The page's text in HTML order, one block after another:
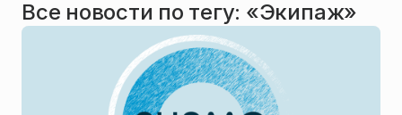
Все новости по тегу: «Экипаж»